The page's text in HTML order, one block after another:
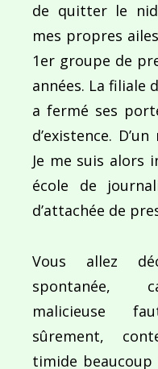
de quitter le
mes propres
1er groupe de
années. La filiale
a fermé ses
d’existence.
Je me suis alors
école de
d’attachée de
Vous allez
spontanée,
malicieuse
sûrement,
timide